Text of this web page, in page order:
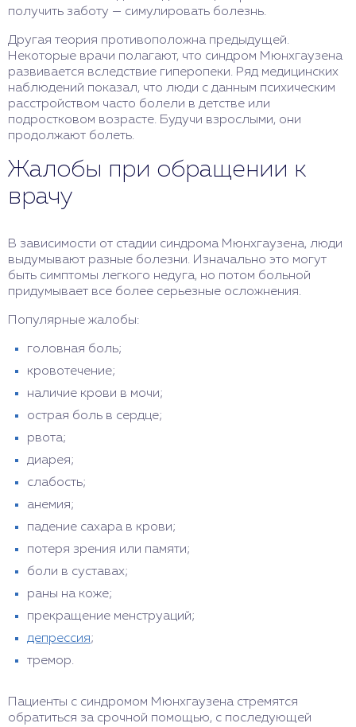
получить заботу — симулировать болезнь.
Другая теория противоположна предыдущей.
Некоторые врачи полагают, что синдром Мюнхгаузена
развивается вследствие гиперопеки. Ряд медицинских
наблюдений показал, что люди с данным психическим
расстройством часто болели в детстве или
подростковом возрасте. Будучи взрослыми, они
продолжают болеть.
Жалобы при обращении к
врачу
В зависимости от стадии синдрома Мюнхгаузена, люди
выдумывают разные болезни. Изначально это могут
быть симптомы легкого недуга, но потом больной
придумывает все более серьезные осложнения.
Популярные жалобы:
головная боль;
кровотечение;
наличие крови в мочи;
острая боль в сердце;
рвота;
диарея;
слабость;
анемия;
падение сахара в крови;
потеря зрения или памяти;
боли в суставах;
раны на коже;
прекращение менструаций;
депрессия;
тремор.
Пациенты с синдромом Мюнхгаузена стремятся
обратиться за срочной помощью, с последующей